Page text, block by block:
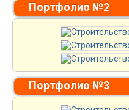
Портфолио №2
Портфолио №3